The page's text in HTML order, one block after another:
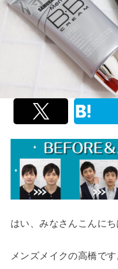
はい、みなさんこんにち
メンズメイクの高橋です